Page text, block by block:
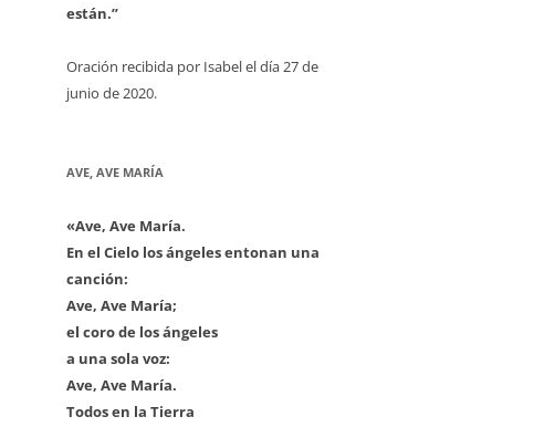
están.”
Oración recibida por Isabel el día 27 de
junio de 2020.
AVE, AVE MARÍA
«Ave, Ave María.
En el Cielo los ángeles entonan una
canción:
Ave, Ave María;
el coro de los ángeles
a una sola voz:
Ave, Ave María.
Todos en la Tierra